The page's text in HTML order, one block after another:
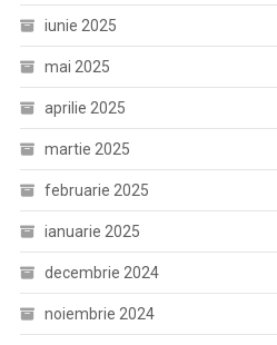
iunie 2025
mai 2025
aprilie 2025
martie 2025
februarie 2025
ianuarie 2025
decembrie 2024
noiembrie 2024